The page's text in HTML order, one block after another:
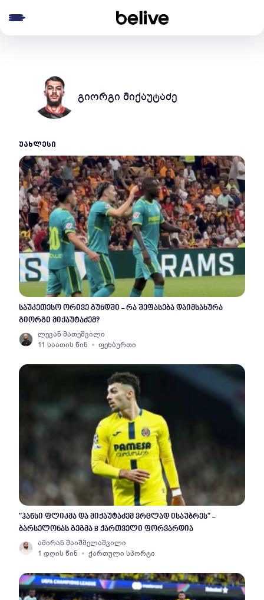
გიორგი მიქაუტაძე
ᲣᲐᲮᲚᲔᲡᲘ
საუკეთესო ორივე გუნდში - რა შეფასება დაიმსახურა
გიორგი მიქაუტაძემ?
ლევან მათეშვილი
11 საათის წინ
ფეხბურთი
"ჰანსი ფლიკმა და მიქაუტაძემ ვრცლად ისაუბრეს" -
ბარსელონას გეგმა B ქართველი ფორვარდია
ამირან შაიშმელაშვილი
1 დღის წინ
ქართული სპორტი